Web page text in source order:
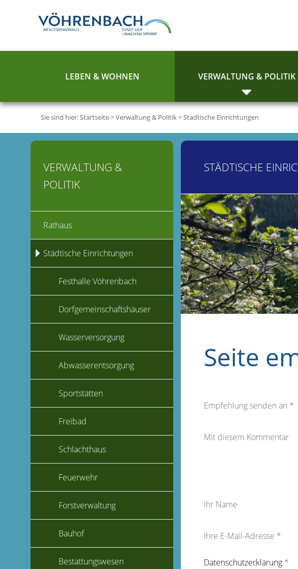
LEBEN & WOHNEN VERWALTUNG & POLITIK
Sie sind hier:Startseite>Verwaltung & Politik>Städtische Einrichtungen
STÄDTISCHE
Seite
Empfehlung senden an *
Mit diesem Kommentar
Ihr Name
Ihre E-Mail-Adresse *
Datenschutz­erklärung *
VERWALTUNG &
POLITIK
Rathaus
Städtische Einrichtungen
Festhalle Vöhrenbach
Dorfgemeinschaftshäuser
Wasserversorgung
Abwasserentsorgung
Sportstätten
Freibad
Schlachthaus
Feuerwehr
Forstverwaltung
Bauhof
Bestattungswesen